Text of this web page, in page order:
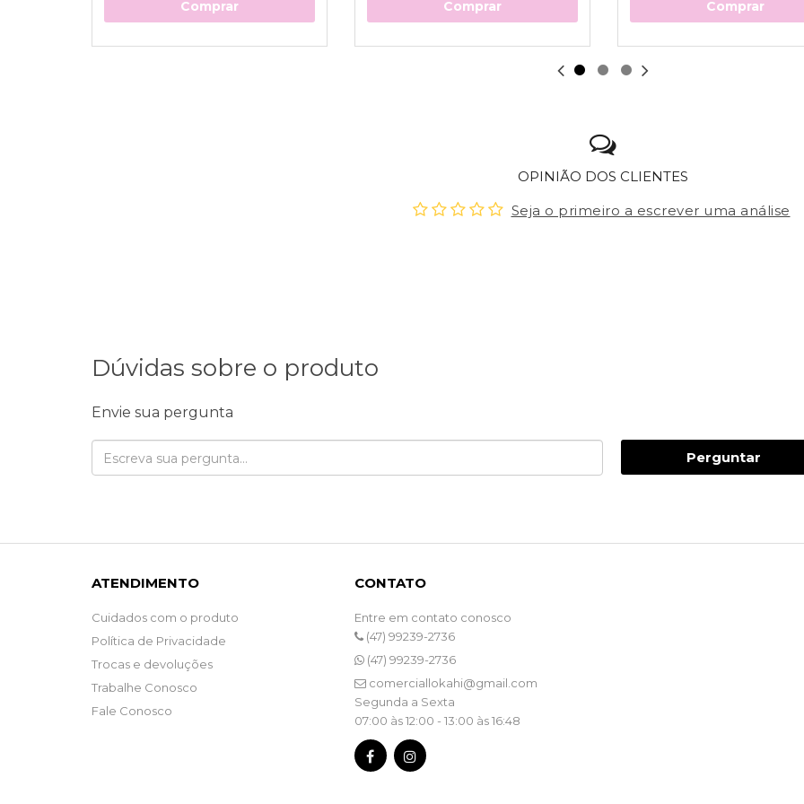
Comprar Comprar Comprar
OPINIÃO DOS CLIENTES
Seja o primeiro a escrever uma análise
Dúvidas sobre o produto
Envie sua pergunta
Perguntar
ATENDIMENTO
Cuidados com o produto
Política de Privacidade
Trocas e devoluções
Trabalhe Conosco
Fale Conosco
CONTATO
Entre em contato conosco
(47) 99239-2736
(47) 99239-2736
comerciallokahi@gmail.com
Segunda a Sexta
07:00 às 12:00 - 13:00 às 16:48